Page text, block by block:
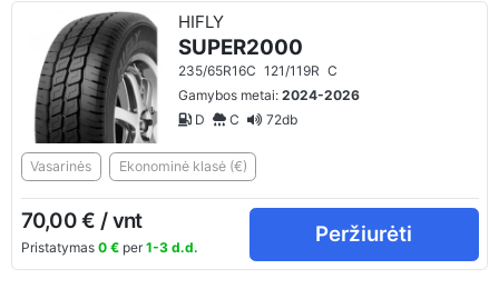
HIFLY
SUPER2000
235/65R16C 121/119R C
Gamybos metai:2024-2026
D
C 72db
Vasarinės Ekonominė klasė (€)
70,00 € / vnt
Pristatymas 0 €per 1-3 d.d.
Peržiurėti